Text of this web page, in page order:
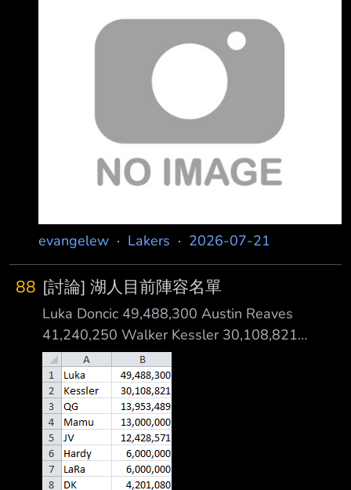
是Thy這樣不健康的福袋 因為湖人的醫療團隊是
優秀的 不論是針對過去的AD或是上季包含聰明
哥等人的綠葉 其實都有實績 或許會有板友問說
那7R呢 7R就他們自己的話語權太大 搞到湖人醫
療團隊對於綠葉的照顧多於核心= = 雖然道奇團
隊在棒球是很重視農場跟養成 但在NBA制度上能
發揮多少 雙向只有三個名額、
evangelew · Lakers · 2026-07-21
88 [討論] 湖人目前陣容名單
Luka Doncic 49,488,300 Austin Reaves
41,240,250 Walker Kessler 30,108,821
Quentin Grimes 13,953,488 Sandro
Mamukelashvili 13,000,000 Jarred Vanderbilt
12,428,571 Collin Sexton 9,366,000 Jaden
Hardy 6,000,000 Jake LaRavia 6,000,000
Dalton Knecht 4,201,080